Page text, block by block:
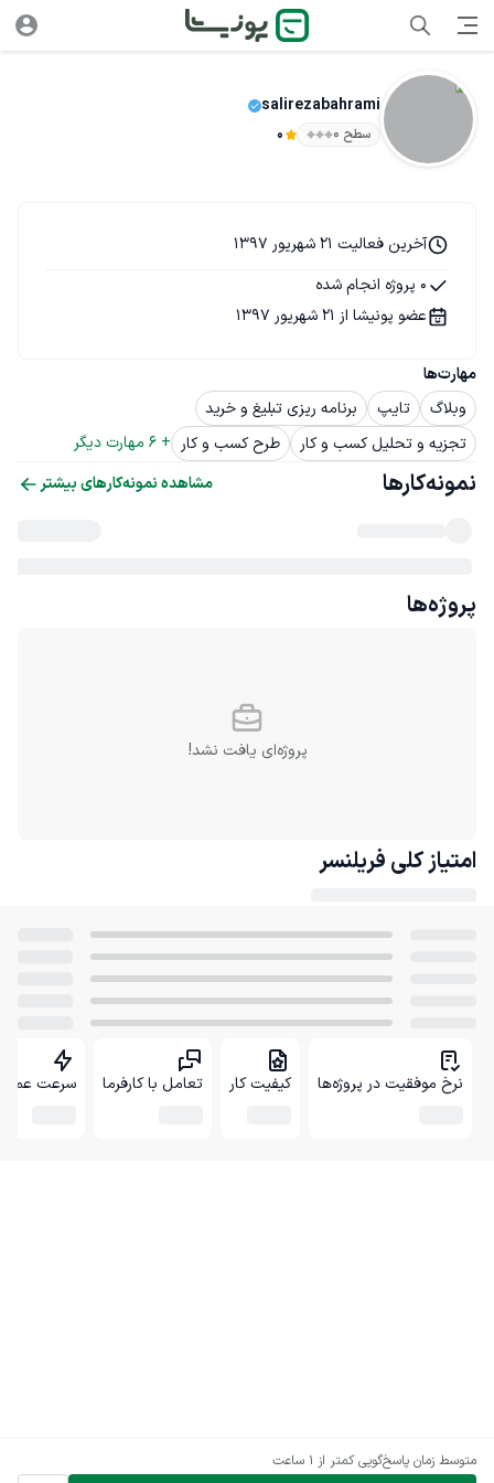
salirezabahrami
سطح ۰ 0
متوسط زمان پاسخ‌گویی کمتر از 1 ساعت
مهارت‌ها
وبلاگ
تایپ
برنامه ریزی تبلیغ و خرید
تجزیه و تحلیل کسب و کار
طرح کسب و کار +
6 مهارت دیگر
آخرین فعالیت 21 شهریور 1397
0 پروژه انجام شده
عضو پونیشا از 21 شهریور 1397
نمونه‌کارها مشاهده نمونه‌کارهای بیشتر
پروژه‌ها
پروژه‌ای یافت نشد!
امتیاز کلی فریلنسر
نرخ موفقیت در پروژه‌ها کیفیت کار تعامل با کارفرما سرعت عمل